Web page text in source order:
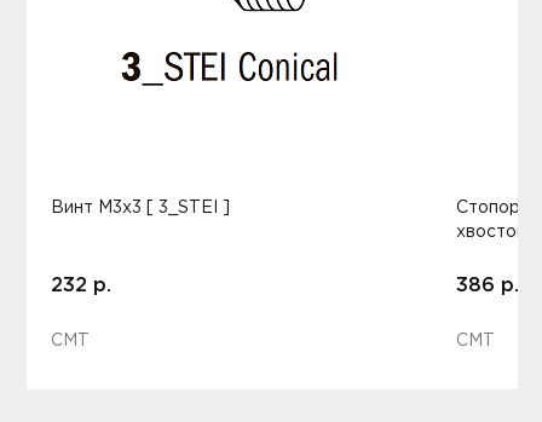
Винт M3x3 [ 3_STEI ]
232 р.
CMT
386 р.
CMT